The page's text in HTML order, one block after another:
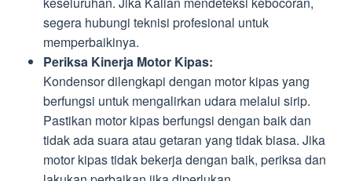
segera hubungi teknisi profesional untuk
memperbaikinya.
Periksa Kinerja Motor Kipas:
Kondensor dilengkapi dengan motor kipas yang
berfungsi untuk mengalirkan udara melalui sirip.
Pastikan motor kipas berfungsi dengan baik dan
tidak ada suara atau getaran yang tidak biasa. Jika
motor kipas tidak bekerja dengan baik, periksa dan